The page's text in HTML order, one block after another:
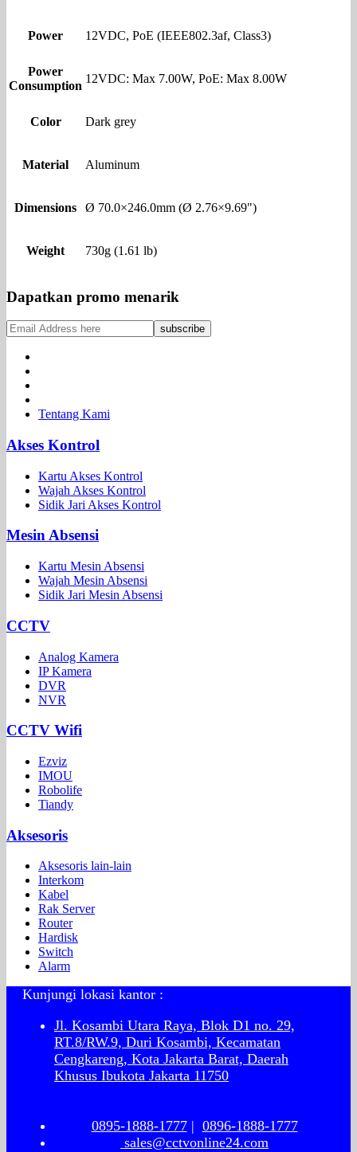
Power 12VDC, PoE (IEEE802.3af, Class3)
Power
Consumption
12VDC: Max 7.00W, PoE: Max 8.00W
Color Dark grey
Material Aluminum
Dimensions Ø 70.0×246.0mm (Ø 2.76×9.69")
Weight 730g (1.61 lb)
Dapatkan promo menarik
Tentang Kami
Akses Kontrol
Kartu Akses Kontrol
Wajah Akses Kontrol
Sidik Jari Akses Kontrol
Mesin Absensi
Kartu Mesin Absensi
Wajah Mesin Absensi
Sidik Jari Mesin Absensi
CCTV
Analog Kamera
IP Kamera
DVR
NVR
CCTV Wifi
Ezviz
IMOU
Robolife
Tiandy
Aksesoris
Aksesoris lain-lain
Interkom
Kabel
Rak Server
Router
Hardisk
Switch
Alarm
Kunjungi lokasi kantor :
Jl. Kosambi Utara Raya, Blok D1 no. 29,
RT.8/RW.9, Duri Kosambi, Kecamatan
Cengkareng, Kota Jakarta Barat, Daerah
Khusus Ibukota Jakarta 11750
0895-1888-1777| 0896-1888-1777
sales@cctvonline24.com